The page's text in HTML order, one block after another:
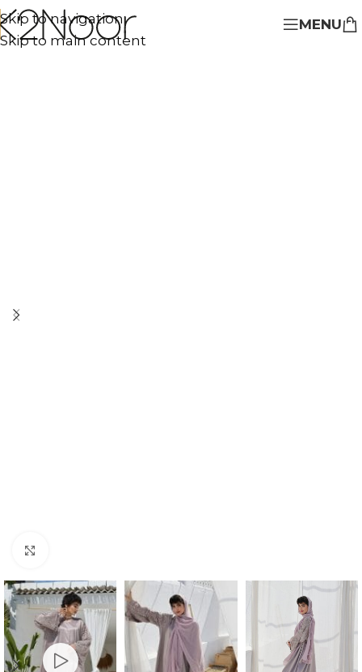
Skip to navigation
Skip to main content
MENU